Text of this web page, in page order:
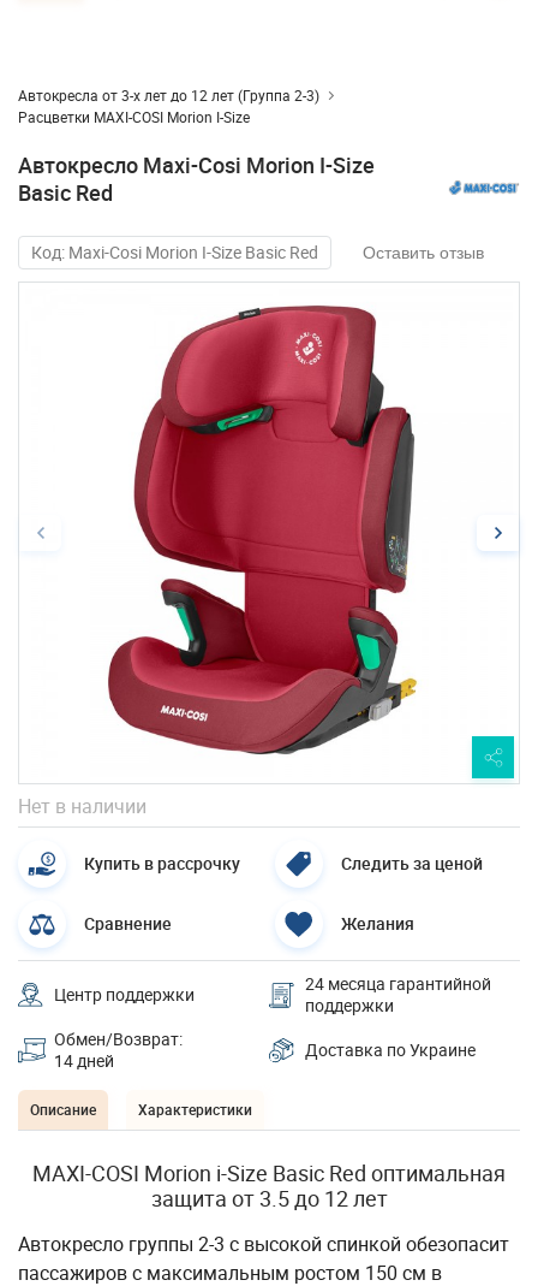
Автокресла от 3-х лет до 12 лет (Группа 2-3)
Расцветки MAXI-COSI Morion I-Size
Автокресло Maxi-Cosi Morion I-Size
Basic Red
Код: Maxi-Cosi Morion I-Size Basic Red Оставить отзыв
Нет в наличии
Купить в рассрочку Следить за ценой
Сравнение Желания
Центр поддержки
24 месяца гарантийной
поддержки
Обмен/Возврат:
14 дней
Доставка по Украине
Описание Характеристики
MAXI-COSI Morion i-Size Basic Red оптимальная
защита от 3.5 до 12 лет
Автокресло группы 2-3 с высокой спинкой обезопасит
пассажиров с максимальным ростом 150 см в